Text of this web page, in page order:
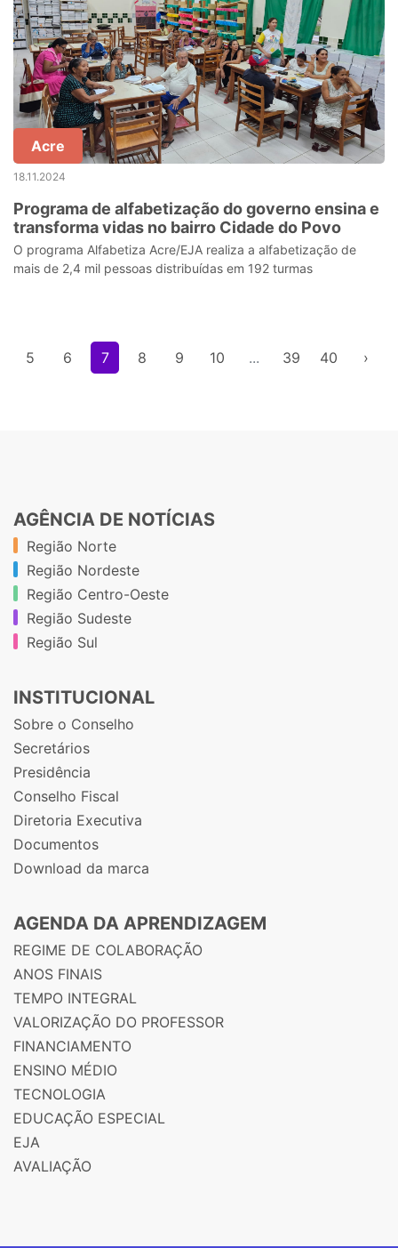
Acre
18.11.2024
Programa de alfabetização do governo ensina e
transforma vidas no bairro Cidade do Povo
O programa Alfabetiza Acre/EJA realiza a alfabetização de
mais de 2,4 mil pessoas distribuídas em 192 turmas
5 6 7 8 9 10 ... 39 40 ›
AGÊNCIA DE NOTÍCIAS
Região Norte
Região Nordeste
Região Centro-Oeste
Região Sudeste
Região Sul
INSTITUCIONAL
Sobre o Conselho
Secretários
Presidência
Conselho Fiscal
Diretoria Executiva
Documentos
Download da marca
AGENDA DA APRENDIZAGEM
REGIME DE COLABORAÇÃO
ANOS FINAIS
TEMPO INTEGRAL
VALORIZAÇÃO DO PROFESSOR
FINANCIAMENTO
ENSINO MÉDIO
TECNOLOGIA
EDUCAÇÃO ESPECIAL
EJA
AVALIAÇÃO